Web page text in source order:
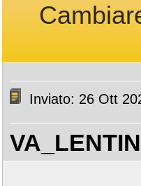
Inviato: 26 Ott